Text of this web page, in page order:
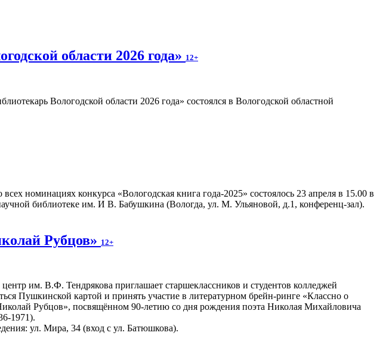
области 2026 года» 12+
Вологодской области 2026 года» состоялся в Вологодской областной
номинациях конкурса «Вологодская книга года-2025» состоялось 23 апреля в 15.00 в
библиотеке им. И В. Бабушкина (Вологда, ул. М. Ульяновой, д.1, конференц-зал).
Рубцов» 12+
им. В.Ф. Тендрякова приглашает старшеклассников и студентов колледжей
Пушкинской картой и принять участие в литературном брейн-ринге «Классно о
Рубцов», посвящённом 90-летию со дня рождения поэта Николая Михайловича
1971).
ул. Мира, 34 (вход с ул. Батюшкова).